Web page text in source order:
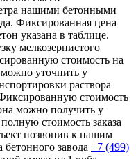
нашими бетонными
Фиксированная цена
указана в таблице.
мелкозернистого
стоимость на
уточнить у
раствора
стоимость
можно получить у
стоимость заказа
позвонив к нашим
завода +7 (499)